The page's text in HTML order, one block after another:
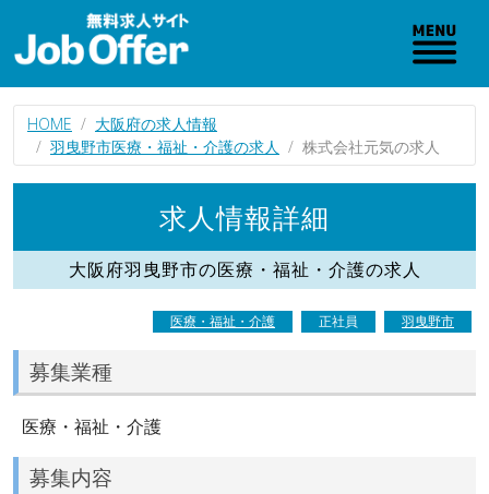
HOME
大阪府の求人情報
羽曳野市医療・福祉・介護の求人
株式会社元気の求人
求人情報詳細
大阪府羽曳野市の医療・福祉・介護の求人
医療・福祉・介護 正社員 羽曳野市
募集業種
医療・福祉・介護
募集内容